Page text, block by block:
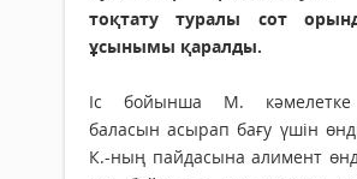
тоқтату туралы сот
ұсынымы қаралды.
Іс бойынша М. кәмелетке
баласын асырап бағу үшін
К.-ның пайдасына алимент